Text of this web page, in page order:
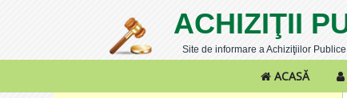
ACHIZIŢII
Site de informare a Achiziţiilor Publice
ACASĂ